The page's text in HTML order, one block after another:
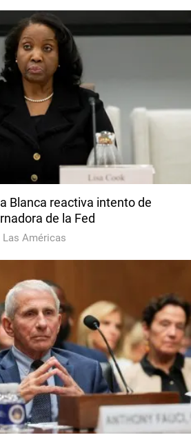
Blanca reactiva intento de
de la Fed
Las Américas